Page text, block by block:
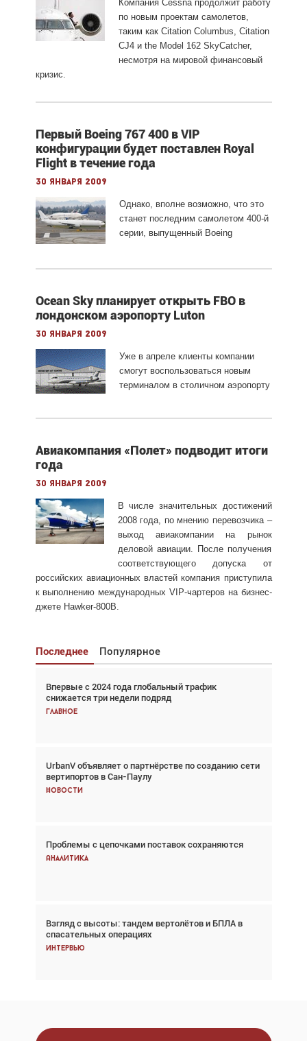
Компания Cessna продолжит работу
по новым проектам самолетов,
таким как Citation Columbus, Citation
CJ4 и the Model 162 SkyCatcher,
несмотря на мировой финансовый
кризис.
Первый Boeing 767 400 в VIP
конфигурации будет поставлен Royal
Flight в течение года
30 января 2009
Однако, вполне возможно, что это
станет последним самолетом 400-й
серии, выпущенный Boeing
Ocean Sky планирует открыть FBO в
лондонском аэропорту Luton
30 января 2009
Уже в апреле клиенты компании
смогут воспользоваться новым
терминалом в столичном аэропорту
Авиакомпания «Полет» подводит итоги
года
30 января 2009
В числе значительных достижений
2008 года, по мнению перевозчика –
выход авиакомпании на рынок
деловой авиации. После получения
соответствующего допуска от
российских авиационных властей компания приступила
к выполнению международных VIP-чартеров на бизнес-
джете Hawker-800B.
Последнее Популярное
Впервые с 2024 года глобальный трафик
снижается три недели подряд
Главное
UrbanV объявляет о партнёрстве по созданию сети
вертипортов в Сан-Паулу
Новости
Проблемы с цепочками поставок сохраняются
Аналитика
Взгляд с высоты: тандем вертолётов и БПЛА в
спасательных операциях
Интервью
Взгляд с высоты: тандем вертолётов и БПЛА в
спасательных операциях
Главное
Авиационный фотограф Дэйв Кох: «Фотография
говорит сама за себя... а ИИ всё портит»
Новости
Впервые с 2024 года глобальный трафик
снижается три недели подряд
Частный самолёт – это актив. Подходите к
покупке соответствующим образом
Интервью